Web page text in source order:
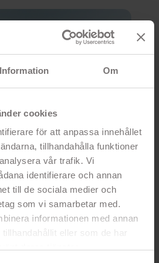
Information Om
cookies
för att anpassa innehållet
tillhandahålla funktioner
vår trafik. Vi
identifierare och annan
till de sociala medier och
som vi samarbetar med.
informationen med annan
eller som de har